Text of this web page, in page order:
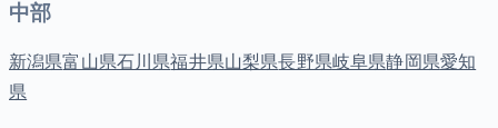
中部
新潟県富山県石川県福井県山梨県長野県岐阜県静岡県愛知
県